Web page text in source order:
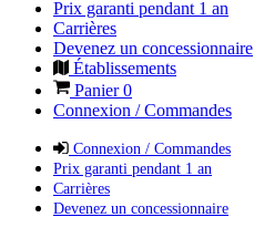
Prix garanti pendant 1 an
Carrières
Devenez un concessionnaire
Établissements
Panier0
Connexion / Commandes
Connexion / Commandes
Prix garanti pendant 1 an
Carrières
Devenez un concessionnaire